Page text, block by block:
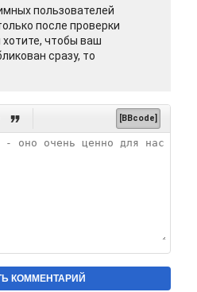
пользователей
после проверки
чтобы ваш
сразу, то
 [BBcode]